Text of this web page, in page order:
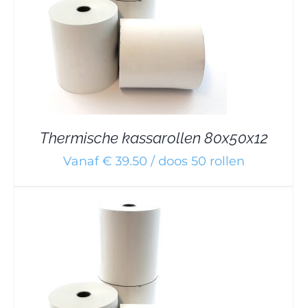
Thermische kassarollen 80x50x12
Vanaf € 39.50 / doos 50 rollen